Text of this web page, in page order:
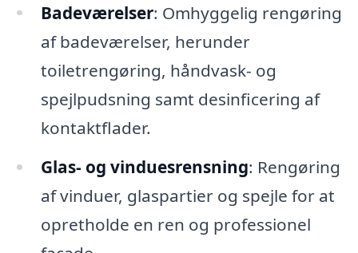
Badeværelser: Omhyggelig rengøring
af badeværelser, herunder
toiletrengøring, håndvask- og
spejlpudsning samt desinficering af
kontaktflader.
Glas- og vinduesrensning: Rengøring
af vinduer, glaspartier og spejle for at
opretholde en ren og professionel